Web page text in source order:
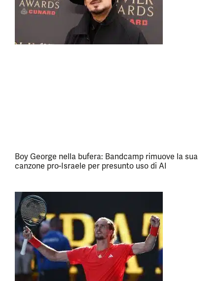
Boy George nella bufera: Bandcamp rimuove la sua
canzone pro-Israele per presunto uso di AI